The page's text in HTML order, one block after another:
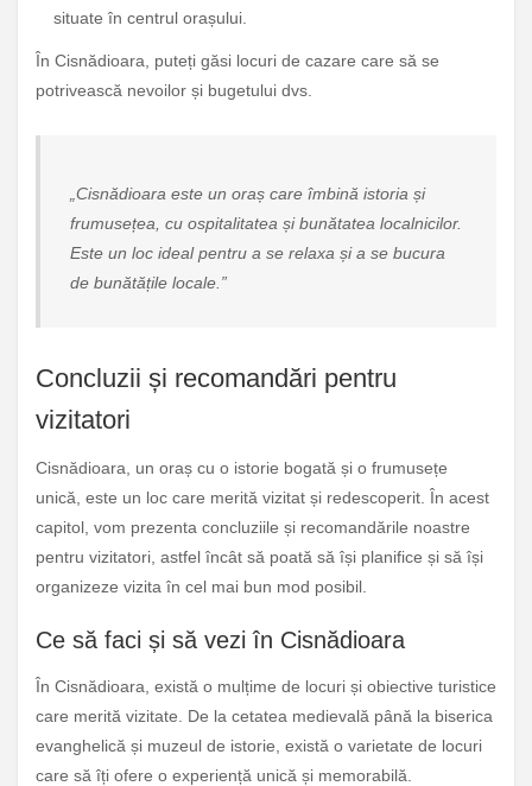
situate în centrul orașului.
În Cisnădioara, puteți găsi locuri de cazare care să se
potrivească nevoilor și bugetului dvs.
„Cisnădioara este un oraș care îmbină istoria și
frumusețea, cu ospitalitatea și bunătatea localnicilor.
Este un loc ideal pentru a se relaxa și a se bucura
de bunătățile locale.”
Concluzii și recomandări pentru
vizitatori
Cisnădioara, un oraș cu o istorie bogată și o frumusețe
unică, este un loc care merită vizitat și redescoperit. În acest
capitol, vom prezenta concluziile și recomandările noastre
pentru vizitatori, astfel încât să poată să își planifice și să își
organizeze vizita în cel mai bun mod posibil.
Ce să faci și să vezi în Cisnădioara
În Cisnădioara, există o mulțime de locuri și obiective turistice
care merită vizitate. De la cetatea medievală până la biserica
evanghelică și muzeul de istorie, există o varietate de locuri
care să îți ofere o experiență unică și memorabilă.